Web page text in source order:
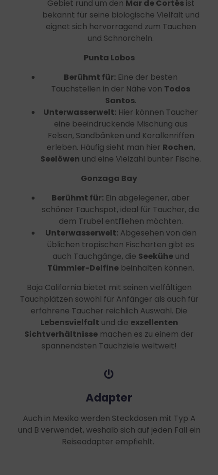
Gebiet rund um den Mar de Cortésist
bekannt für seine biologische Vielfalt und
eignet sich hervorragend zum Tauchen
und Schnorcheln.
Punta Lobos
Berühmt für: Eine der besten
Tauchstellen in der Nähe von Todos
Santos.
Unterwasserwelt: Hier können Taucher
eine beeindruckende Mischung aus
Felsen, Sandbänken und Korallenriffen
erleben. Häufig sieht man hier Rochen,
Seelöwen und eine Vielzahl bunter Fische.
Gonzaga Bay
Berühmt für: Ein abgelegener, aber
schöner Tauchspot, ideal für Taucher, die
dem Trubel entfliehen möchten.
Unterwasserwelt:Abgesehen von den
üblichen tropischen Fischarten gibt es
auch Tauchgänge, die Seeküheund
Tümmler-Delfine beinhalten können.
Baja California bietet mit seinen vielfältigen
Tauchplätzen sowohl für Anfänger als auch für
erfahrene Taucher reichlich Auswahl. Die
Lebensvielfalt und die exzellenten
Sichtverhältnisse machen es zu einem der
spannendsten Tauchziele weltweit!
Adapter
Auch in Mexiko werden Steckdosen mit Typ A
und B verwendet, weshalb sich auf jeden Fall ein
Reiseadapter empfiehlt.